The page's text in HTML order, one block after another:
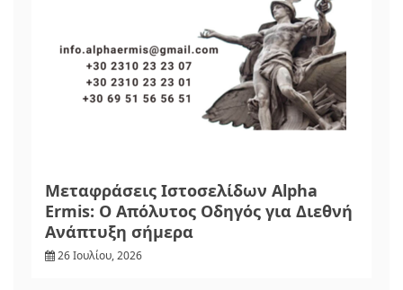
Μεταφράσεις Ιστοσελίδων Alpha
Ermis: Ο Απόλυτος Οδηγός για Διεθνή
Ανάπτυξη σήμερα
26 Ιουλίου, 2026